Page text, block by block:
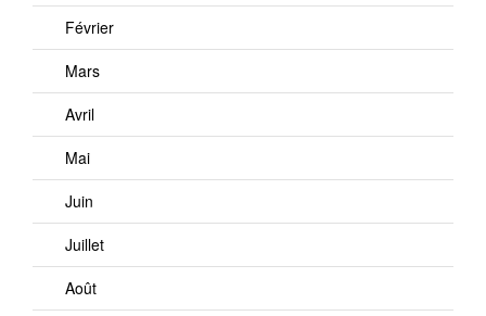
Février
Mars
Avril
Mai
Juin
Juillet
Août